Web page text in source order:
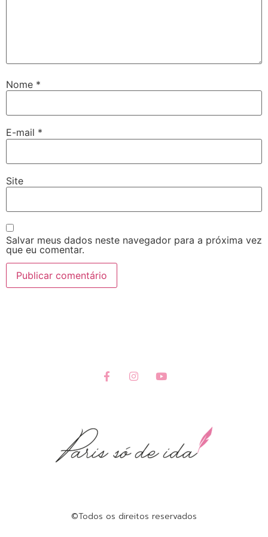
Nome *
E-mail *
Site
Salvar meus dados neste navegador para a próxima vez
que eu comentar.
©Todos os direitos reservados